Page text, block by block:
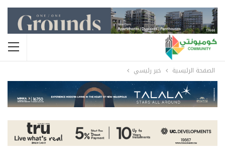
الصفحة الرئيسية خبر رئيسي